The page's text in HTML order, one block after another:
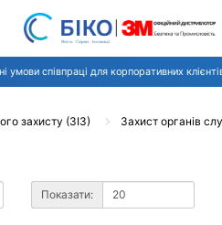
умови співпраці для корпоративних
захисту (ЗІЗ) Захист органів
Показати: